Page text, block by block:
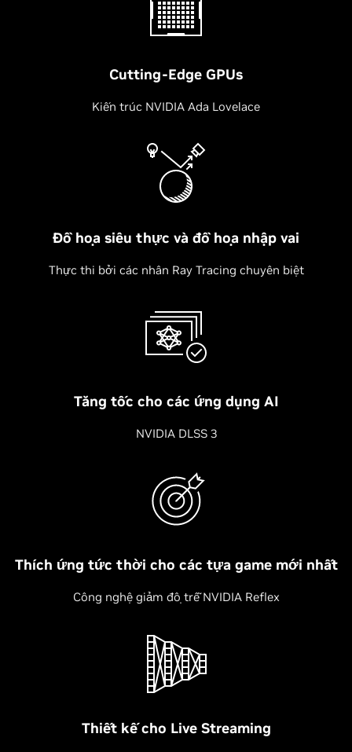
Cutting-Edge GPUs
Kiến trúc NVIDIA Ada Lovelace
Đồ họa siêu thực và đồ họa nhập vai
Thực thi bởi các nhân Ray Tracing chuyên biệt
Tăng tốc cho các ứng dụng AI
NVIDIA DLSS 3
Thích ứng tức thời cho các tựa game mới nhất
Công nghệ giảm độ trễ NVIDIA Reflex
Thiết kế cho Live Streaming